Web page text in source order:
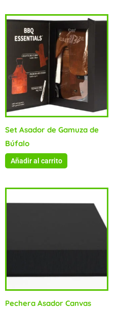
Set Asador de Gamuza de
Búfalo
Añadir al carrito
Pechera Asador Canvas